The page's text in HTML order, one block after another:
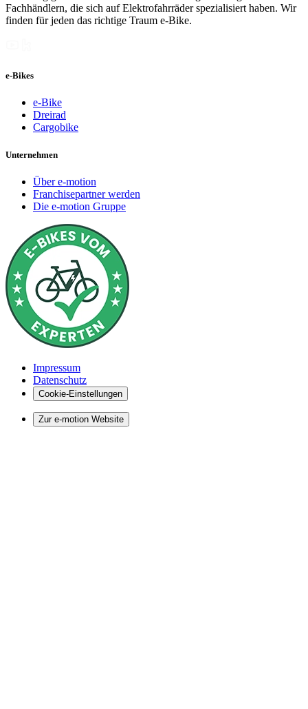
Fachhändlern, die sich auf Elektrofahrräder spezialisiert haben. Wir
finden für jeden das richtige Traum e-Bike.
e-Bikes
e-Bike
Dreirad
Cargobike
Unternehmen
Über e-motion
Franchisepartner werden
Die e-motion Gruppe
Impressum
Datenschutz
Cookie-Einstellungen
Zur e-motion Website